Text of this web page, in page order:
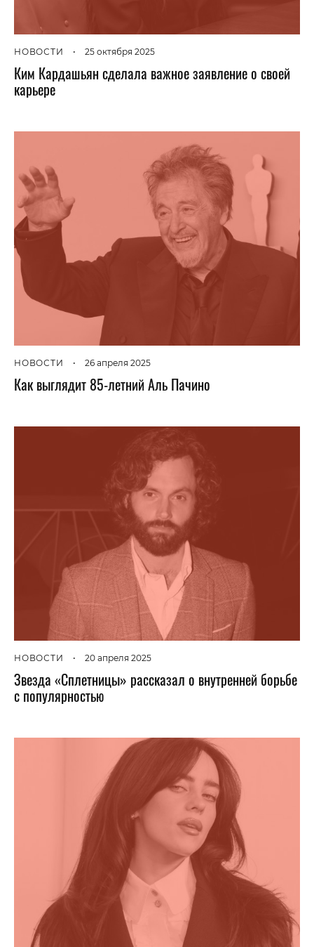
НОВОСТИ • 25 октября 2025
Ким Кардашьян сделала важное заявление о своей
карьере
НОВОСТИ • 26 апреля 2025
Как выглядит 85-летний Аль Пачино
НОВОСТИ • 20 апреля 2025
Звезда «Сплетницы» рассказал о внутренней борьбе
с популярностью